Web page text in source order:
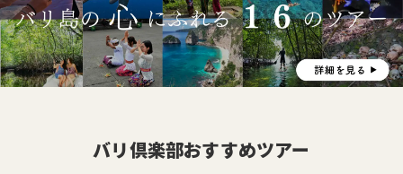
バリ倶楽部おすすめツアー